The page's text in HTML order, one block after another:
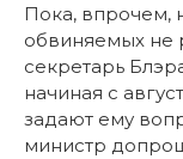
Пока, впрочем,
обвиняемых не
секретарь
начиная с
задают ему
министр